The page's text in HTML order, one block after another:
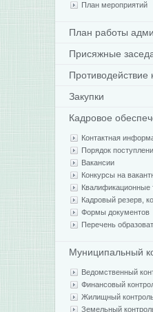
План мероприятий
План работы
Присяжные
Противодействие
Закупки
Кадровое
Контактная
Порядок
Вакансии
Конкурсы на
Квалификационные
Кадровый резерв,
Формы документов
Перечень
Муниципальный
Ведомственный
Финансовый
Жилищный
Земельный